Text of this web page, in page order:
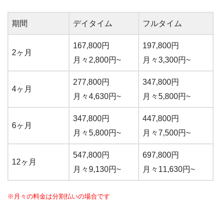
期間 デイタイム フルタイム
2ヶ月
167,800円
月々2,800円~
197,800円
月々3,300円~
4ヶ月
277,800円
月々4,630円~
347,800円
月々5,800円~
6ヶ月
347,800円
月々5,800円~
447,800円
月々7,500円~
12ヶ月
547,800円
月々9,130円~
697,800円
月々11,630円~
※月々の料金は分割払いの場合です